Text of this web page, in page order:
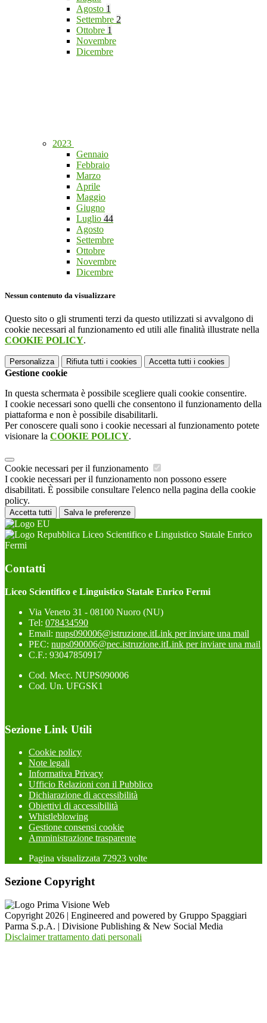
Agosto 1
Settembre 2
Ottobre 1
Novembre
Dicembre
2023
Gennaio
Febbraio
Marzo
Aprile
Maggio
Giugno
Luglio 44
Agosto
Settembre
Ottobre
Novembre
Dicembre
Nessun contenuto da visualizzare
Questo sito o gli strumenti terzi da questo utilizzati si avvalgono di
cookie necessari al funzionamento ed utili alle finalità illustrate nella
COOKIE POLICY.
Personalizza Rifiuta tutti i cookies Accetta tutti i cookies
Gestione cookie
In questa schermata è possibile scegliere quali cookie consentire.
I cookie necessari sono quelli che consentono il funzionamento della
piattaforma e non è possibile disabilitarli.
Per conoscere quali sono i cookie necessari al funzionamento potete
visionare la COOKIE POLICY.
Cookie necessari per il funzionamento
I cookie necessari per il funzionamento non possono essere
disabilitati. È possibile consultare l'elenco nella pagina della cookie
policy.
Accetta tutti Salva le preferenze
Liceo Scientifico e Linguistico Statale Enrico
Fermi
Contatti
Liceo Scientifico e Linguistico Statale Enrico Fermi
Via Veneto 31 - 08100 Nuoro (NU)
Tel: 078434590
Email: nups090006@istruzione.itLink per inviare una mail
PEC: nups090006@pec.istruzione.itLink per inviare una mail
C.F.: 93047850917
Cod. Mecc. NUPS090006
Cod. Un. UFGSK1
Sezione Link Utili
Cookie policy
Note legali
Informativa Privacy
Ufficio Relazioni con il Pubblico
Dichiarazione di accessibilità
Obiettivi di accessibilità
Whistleblowing
Gestione consensi cookie
Amministrazione trasparente
Pagina visualizzata 72923 volte
Sezione Copyright
Copyright 2026 | Engineered and powered by Gruppo Spaggiari
Parma S.p.A. | Divisione Publishing & New Social Media
Disclaimer trattamento dati personali